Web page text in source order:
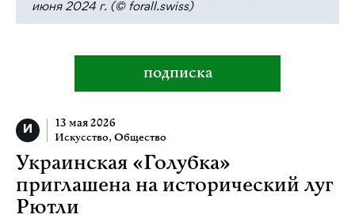
июня 2024 г. (© forall.swiss)
подписка
13 мая 2026
Искусство, Общество
Украинская «Голубка»
приглашена на исторический луг
Рютли